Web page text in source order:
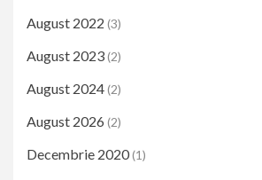
August 2022 (3)
August 2023(2)
August 2024(2)
August 2026 (2)
Decembrie 2020(1)